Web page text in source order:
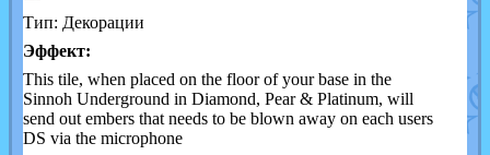
Тип: Декорации
Эффект:
This tile, when placed on the floor of your base in the
Sinnoh Underground in Diamond, Pear & Platinum, will
send out embers that needs to be blown away on each users
DS via the microphone